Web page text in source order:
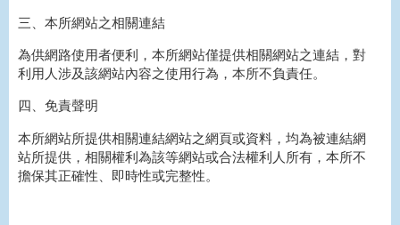
三、本所網站之相關連結
為供網路使用者便利，本所網站僅提供相關網站之連結，對
利用人涉及該網站內容之使用行為，本所不負責任。
四、免責聲明
本所網站所提供相關連結網站之網頁或資料，均為被連結網
站所提供，相關權利為該等網站或合法權利人所有，本所不
擔保其正確性、即時性或完整性。